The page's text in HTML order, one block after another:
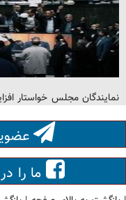
نمایندگان مجلس خواستار
ما را